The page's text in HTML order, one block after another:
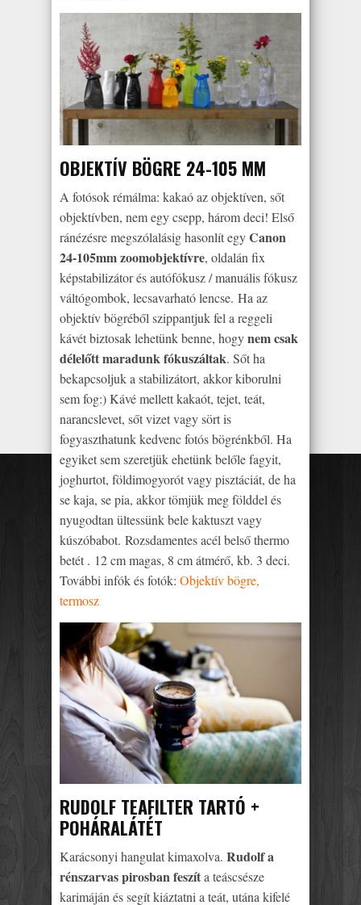
OBJEKTÍV BÖGRE 24-105 MM
A fotósok rémálma: kakaó az objektíven, sőt
objektívben, nem egy csepp, három deci! Első
ránézésre megszólalásig hasonlít egyCanon
24-105mm zoomobjektívre, oldalán fix
képstabilizátor és autófókusz / manuális fókusz
váltógombok, lecsavarható lencse. Ha az
objektív bögréből szippantjuk fel a reggeli
kávét biztosak lehetünk benne, hogynem csak
délelőtt maradunk fókuszáltak. Sőt ha
bekapcsoljuk a stabilizátort, akkor kiborulni
sem fog:) Kávé mellett kakaót, tejet, teát,
narancslevet, sőt vizet vagy sört is
fogyaszthatunk kedvenc fotós bögrénkből. Ha
egyiket sem szeretjük ehetünk belőle fagyit,
joghurtot, földimogyorót vagy pisztáciát, de ha
se kaja, se pia, akkor tömjük meg földdel és
nyugodtan ültessünk bele kaktuszt vagy
kúszóbabot. Rozsdamentes acél belső thermo
betét . 12 cm magas, 8 cm átmérő, kb. 3 deci.
További infók és fotók: Objektív bögre,
termosz
RUDOLF TEAFILTER TARTÓ +
POHÁRALÁTÉT
Karácsonyi hangulat kimaxolva. Rudolf a
rénszarvas pirosban feszíta teáscsésze
karimáján és segít kiáztatni a teát, utána kifelé